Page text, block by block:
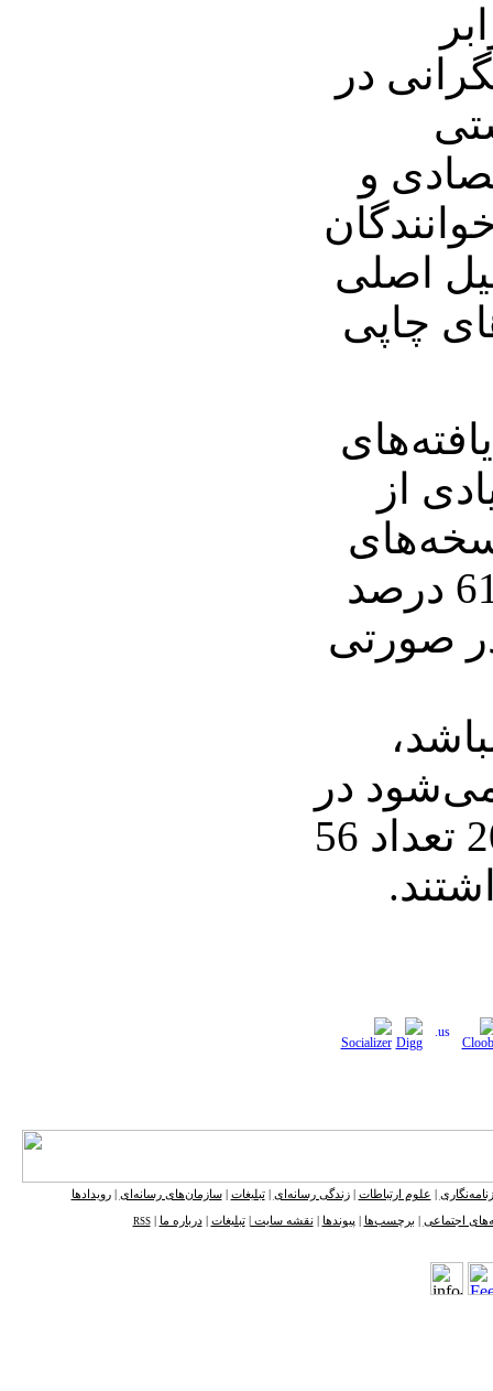
در
و
اصلی
چاپی
از
چاپی وفادار مانده و 61 درصد
صورتی
در
حالی که در سال 2007 تعداد 56
علوم ارتباطات |زندگی رسانه‌ای |تبلیغات سازمان‌های رسانه‌ای |رویدادها
اجتماعی برچسب‌ها پیوندها نقشه ‌سایت تبلیغات |درباره ما |
RSS